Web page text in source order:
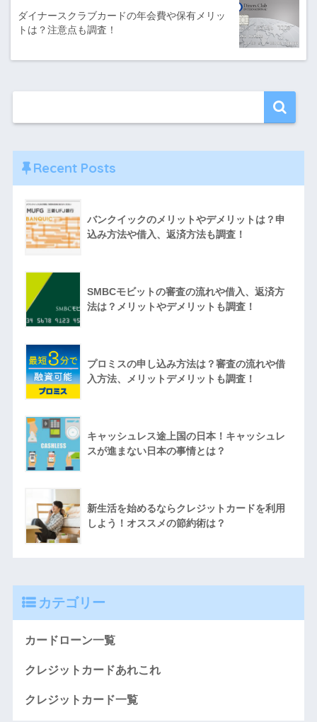
ダイナースクラブカードの年会費や保有メリッ
トは？注意点も調査！
Recent Posts
バンクイックのメリットやデメリットは？申
込み方法や借入、返済方法も調査！
SMBCモビットの審査の流れや借入、返済方
法は？メリットやデメリットも調査！
プロミスの申し込み方法は？審査の流れや借
入方法、メリットデメリットも調査！
キャッシュレス途上国の日本！キャッシュレ
スが進まない日本の事情とは？
新生活を始めるならクレジットカードを利用
しよう！オススメの節約術は？
カテゴリー
カードローン一覧
クレジットカードあれこれ
クレジットカード一覧